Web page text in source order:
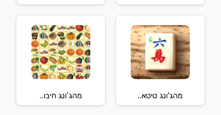
מהג'ונג טיטא.. מהג’ונג חיבו..